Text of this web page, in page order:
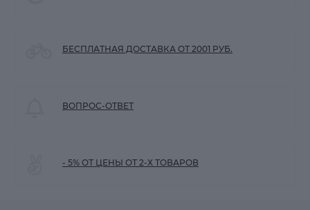
БЕСПЛАТНАЯ ДОСТАВКА ОТ 2001 РУБ.
ВОПРОС-ОТВЕТ
- 5% ОТ ЦЕНЫ ОТ 2-Х ТОВАРОВ